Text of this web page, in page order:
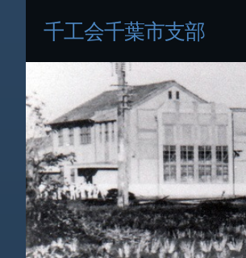
千工会千葉市支部